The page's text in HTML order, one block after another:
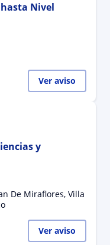
Nivel
Ver aviso
y
De Miraflores, Villa
Ver aviso